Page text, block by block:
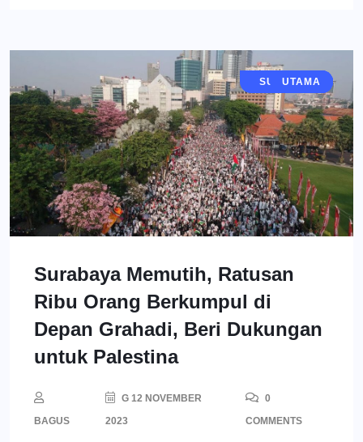
BERITA
JAWA TIMUR
SURABAYA
UTAMA
Surabaya Memutih, Ratusan
Ribu Orang Berkumpul di
Depan Grahadi, Beri Dukungan
untuk Palestina
BAGUS
G 12 NOVEMBER
2023
0
COMMENTS